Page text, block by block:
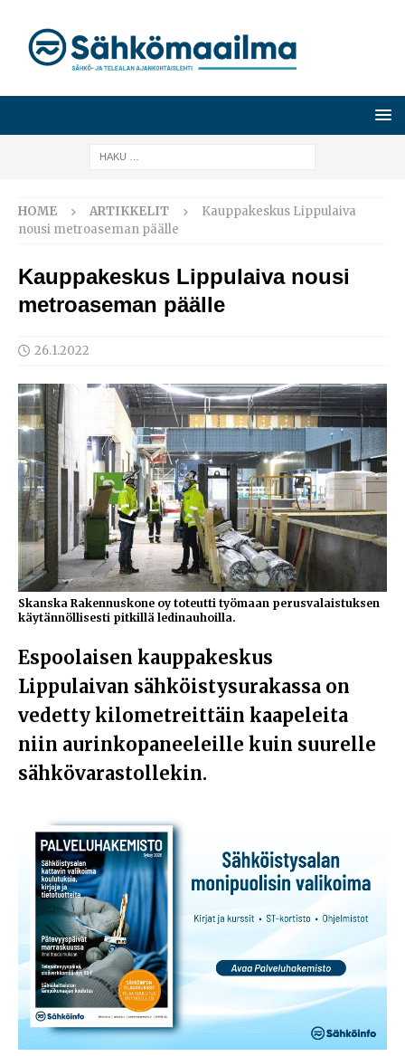
HOME ARTIKKELIT
Kauppakeskus Lippulaiva
nousi metroaseman päälle
Kauppakeskus Lippulaiva nousi
metroaseman päälle
26.1.2022
Skanska Rakennuskone oy toteutti työmaan perusvalaistuksen
käytännöllisesti pitkillä ledinauhoilla.
Espoolaisen kauppakeskus
Lippulaivan sähköistysurakassa on
vedetty kilometreittäin kaapeleita
niin aurinkopaneeleille kuin suurelle
sähkövarastollekin.